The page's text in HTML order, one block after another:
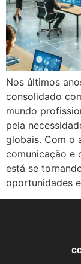
Nos últimos
consolidado
mundo
pela
globais. Com o
comunicação e
está se
oportunidades